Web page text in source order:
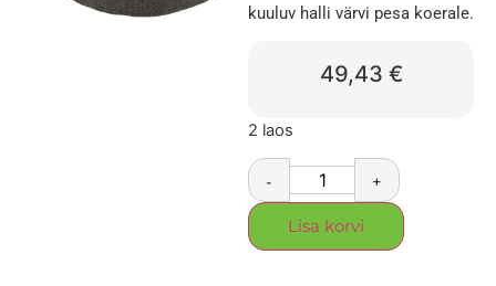
kuuluv halli värvi pesa koerale.
49,43 €
2 laos
- +
Lisa korvi